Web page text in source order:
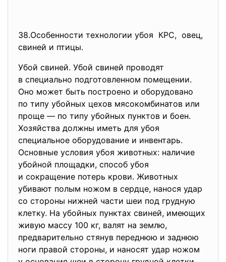
38.Особенности технологии убоя КРС, овец,
свиней и птицы.
Убой свиней. Убой свиней проводят
в специально подготовленном помещении.
Оно может быть построено и оборудовано
по типу убойных цехов мясокомбинатов или
проще — по типу убойных пунктов и боен.
Хозяйства должны иметь для убоя
специальное оборудование и инвентарь.
Основные условия убоя животных: наличие
убойной площадки, способ убоя
и сокращение потерь крови. Животных
убивают полым ножом в сердце, нанося удар
со стороны нижней части шеи под грудную
клетку. На убойных пунктах свиней, имеющих
живую массу 100 кг, валят на землю,
предварительно стянув переднюю и заднюю
ноги правой стороны, и наносят удар ножом